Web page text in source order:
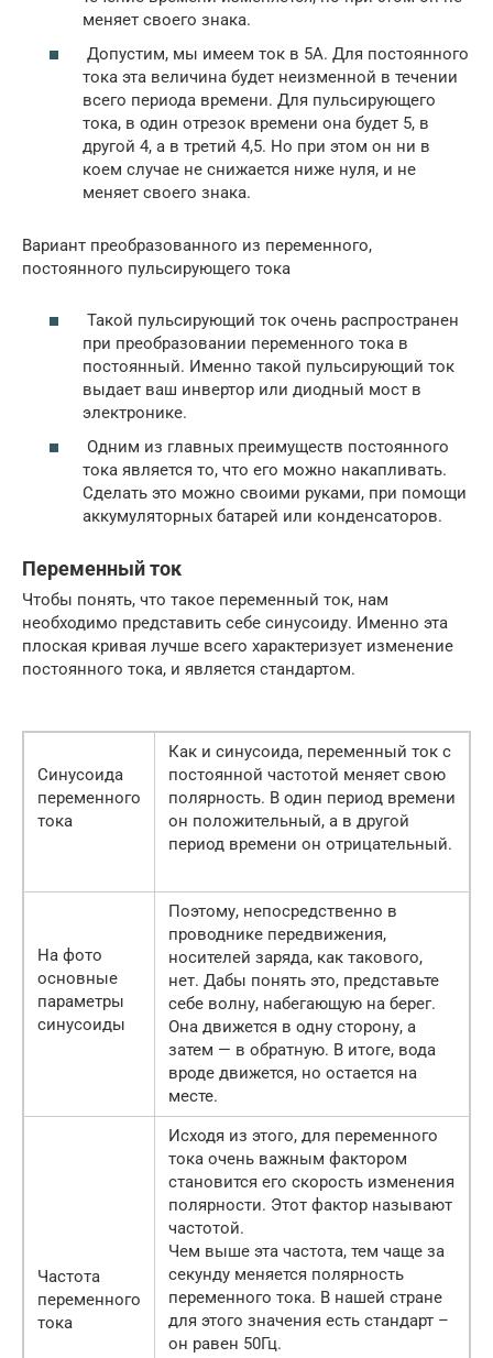
меняет своего знака.
Допустим, мы имеем ток в 5А. Для постоянного
тока эта величина будет неизменной в течении
всего периода времени. Для пульсирующего
тока, в один отрезок времени она будет 5, в
другой 4, а в третий 4,5. Но при этом он ни в
коем случае не снижается ниже нуля, и не
меняет своего знака.
Вариант преобразованного из переменного,
постоянного пульсирующего тока
Такой пульсирующий ток очень распространен
при преобразовании переменного тока в
постоянный. Именно такой пульсирующий ток
выдает ваш инвертор или диодный мост в
электронике.
Одним из главных преимуществ постоянного
тока является то, что его можно накапливать.
Сделать это можно своими руками, при помощи
аккумуляторных батарей или конденсаторов.
Переменный ток
Чтобы понять, что такое переменный ток, нам
необходимо представить себе синусоиду. Именно эта
плоская кривая лучше всего характеризует изменение
постоянного тока, и является стандартом.
Синусоида
переменного
тока
Как и синусоида, переменный ток с
постоянной частотой меняет свою
полярность. В один период времени
он положительный, а в другой
период времени он отрицательный.
На фото
основные
параметры
синусоиды
Поэтому, непосредственно в
проводнике передвижения,
носителей заряда, как такового,
нет. Дабы понять это, представьте
себе волну, набегающую на берег.
Она движется в одну сторону, а
затем — в обратную. В итоге, вода
вроде движется, но остается на
месте.
Частота
переменного
тока
Исходя из этого, для переменного
тока очень важным фактором
становится его скорость изменения
полярности. Этот фактор называют
частотой.
Чем выше эта частота, тем чаще за
секунду меняется полярность
переменного тока. В нашей стране
для этого значения есть стандарт –
он равен 50Гц.